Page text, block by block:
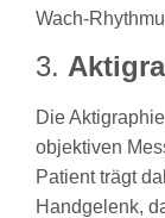
Wach-
3.
Die
objektiven
Patient trägt
Handgelenk,